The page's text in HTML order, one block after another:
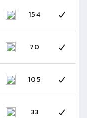
154
70
105
33